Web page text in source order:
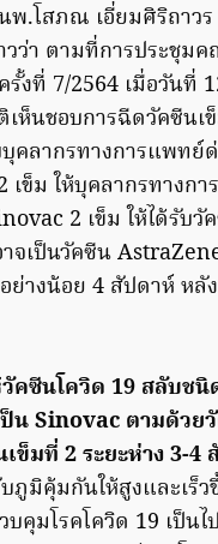
พ.โสภณ เอี่ยมศิริถาวร
ว่า ตามที่การประชุม
งที่ 7/2564 เมื่อวันที่
ห็นชอบการฉีดวัคซีนเ
คลากรทางการแพทย์
เข็ม ให้บุคลากรทางก
2 เข็ม ให้ได้รับวั
จเป็นวัคซีน
างน้อย 4 สัปดาห์ หลั
คซีนโควิด 19 สลับช
น Sinovac ตามด้วย
ข็มที่ 2 ระยะห่าง 3-4
ภูมิคุ้มกันให้สูงและเร็ว
คุมโรคโควิด 19 เป็นไ